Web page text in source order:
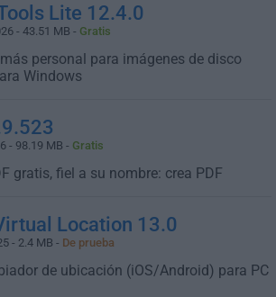
Lite 12.4.0
- 43.51 MB - Gratis
personal para imágenes de disco
Windows
- 98.19 MB - Gratis
gratis, fiel a su nombre: crea PDF
Location 13.0
- 2.4 MB - De prueba
de ubicación (iOS/Android) para PC